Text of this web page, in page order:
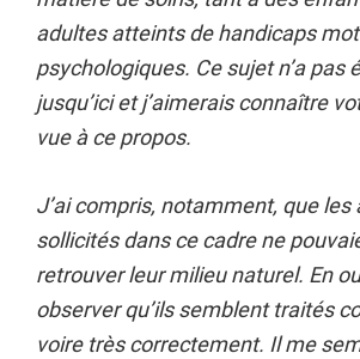
adultes atteints de handicaps
psychologiques. Ce sujet n’a pas
jusqu’ici et j’aimerais connaître
vue à ce propos.
J’ai compris, notamment, que les
sollicités dans ce cadre ne
retrouver leur milieu naturel. En
observer qu’ils semblent traités
voire très correctement. Il me